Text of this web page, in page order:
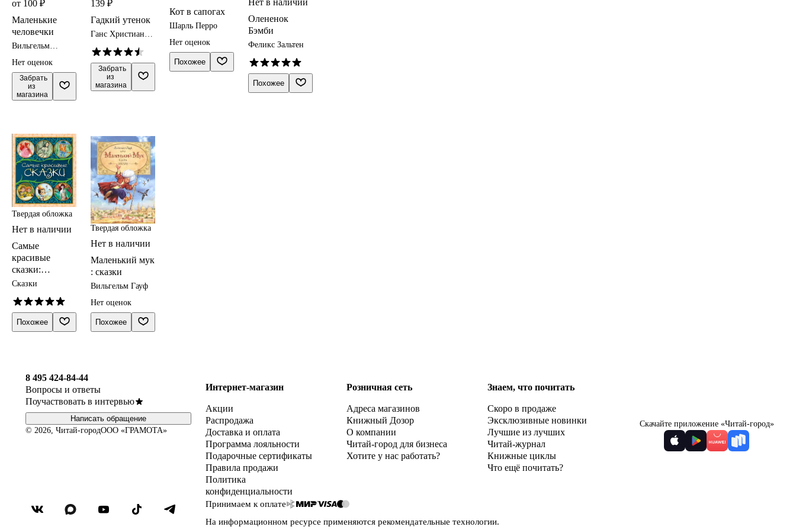
от 100 ₽
Маленькие
человечки
Вильгельм
Гримм
Нет оценок
Забрать
из
магазина
139 ₽
Гадкий утенок
Ганс Христиан
Забрать
из
магазина
Кот в сапогах
Шарль Перро
Нет оценок
Похожее
Олененок
Бэмби
Феликс Зальтен
Похожее
Твердая обложка
Нет в наличии
Самые
красивые
сказки:
сборник
Сказки
Похожее
Твердая обложка
Нет в наличии
Маленький мук
: сказки
Вильгельм Гауф
Нет оценок
Похожее
8 495 424-84-44
Вопросы и ответы
Поучаствовать в интервью
Написать обращение
© 2026, Читай-городООО «ГРАМОТА»
Интернет-магазин
Акции
Распродажа
Доставка и оплата
Программа лояльности
Подарочные сертификаты
Правила продажи
Политика
конфиденциальности
Розничная сеть
Адреса магазинов
Книжный Дозор
О компании
Читай-город для бизнеса
Хотите у нас работать?
Знаем, что почитать
Скоро в продаже
Эксклюзивные новинки
Лучшие из лучших
Читай-журнал
Книжные циклы
Что ещё почитать?
Принимаем к оплате
На информационном ресурсе применяются рекомендательные технологии.
Скачайте приложение «Читай-город»